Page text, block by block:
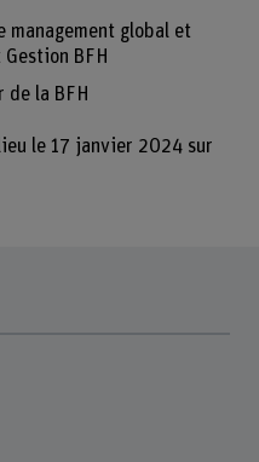
management global et
BFH
de la BFH
le 17 janvier 2024 sur